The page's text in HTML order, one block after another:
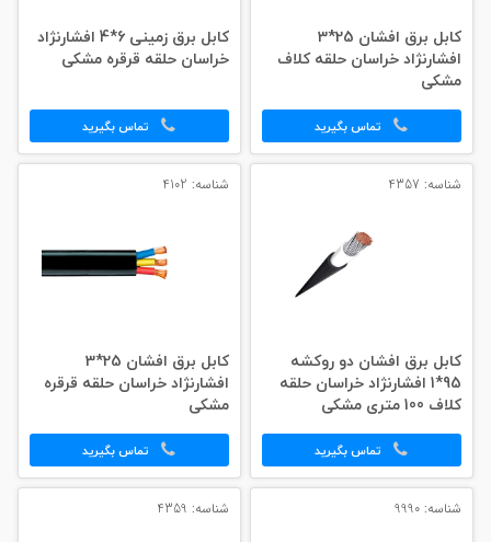
کابل برق افشان 25*3
افشارنژاد خراسان حلقه کلاف
مشکی
تماس بگیرید
کابل برق زمینی 6*4 افشارنژاد
خراسان حلقه قرقره مشکی
تماس بگیرید
شناسه: 4357
کابل برق افشان دو روکشه
95*1 افشارنژاد خراسان حلقه
کلاف 100 متری مشکی
تماس بگیرید
شناسه: 4102
کابل برق افشان 25*3
افشارنژاد خراسان حلقه قرقره
مشکی
تماس بگیرید
شناسه: 9990 شناسه: 4359